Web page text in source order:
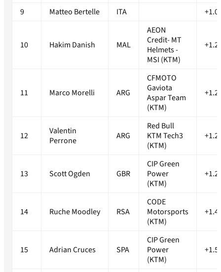
9 Matteo Bertelle ITA
10 Hakim Danish MAL
AEON
Credit- MT
Helmets -
MSI (KTM)
11 Marco Morelli ARG
CFMOTO
Gaviota
Aspar Team
(KTM)
12
Valentin
Perrone
ARG
Red Bull
KTM Tech3
(KTM)
13 Scott Ogden GBR
CIP Green
Power
(KTM)
14 Ruche Moodley RSA
CODE
Motorsports
(KTM)
15 Adrian Cruces SPA
CIP Green
Power
(KTM)